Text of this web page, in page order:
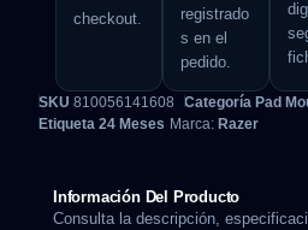
checkout.
registrado
s en el
pedido.
SKU 810056141608 Categoría Pad
Etiqueta 24 Meses Marca: Razer
Información Del Producto
Consulta la descripción,